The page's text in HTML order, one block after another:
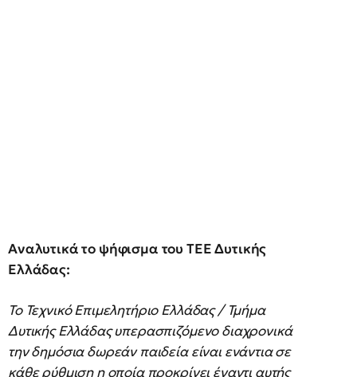
Αναλυτικά το ψήφισμα του ΤΕΕ Δυτικής
Ελλάδας:
Το Τεχνικό Επιμελητήριο Ελλάδας / Τμήμα
Δυτικής Ελλάδας υπερασπιζόμενο διαχρονικά
την δημόσια δωρεάν παιδεία είναι ενάντια σε
κάθε ρύθμιση η οποία προκρίνει έναντι αυτής